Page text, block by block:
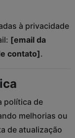
à privacidade
[email da
contato].
política de
melhorias ou
de atualização